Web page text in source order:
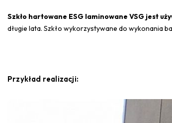
Szkło hartowane ESG laminowane VSG jest
długie lata. Szkło wykorzystywane do wykonania
Przykład realizacji: